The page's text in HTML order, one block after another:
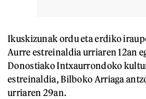
Ikuskizunak ordu eta erdiko
Aurre estreinaldia urriaren 12an
Donostiako Intxaurrondoko
estreinaldia, Bilboko Arriaga
urriaren 29an.